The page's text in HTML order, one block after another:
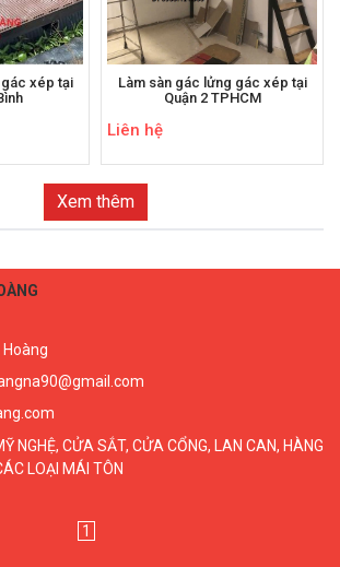
xép tại
Làm sàn gác lửng gác xép tại
Quận 2 TPHCM
Liên hệ
Xem thêm
NGHỆ, CỬA SẮT, CỬA CỔNG, LAN CAN, HÀNG
LOẠI MÁI TÔN
1